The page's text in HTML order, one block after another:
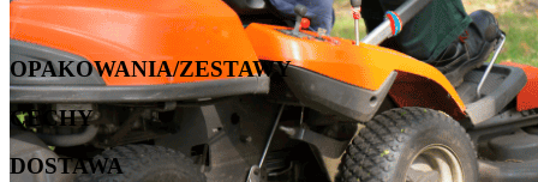
OPAKOWANIA/ZESTAWY
CECHY
DOSTAWA